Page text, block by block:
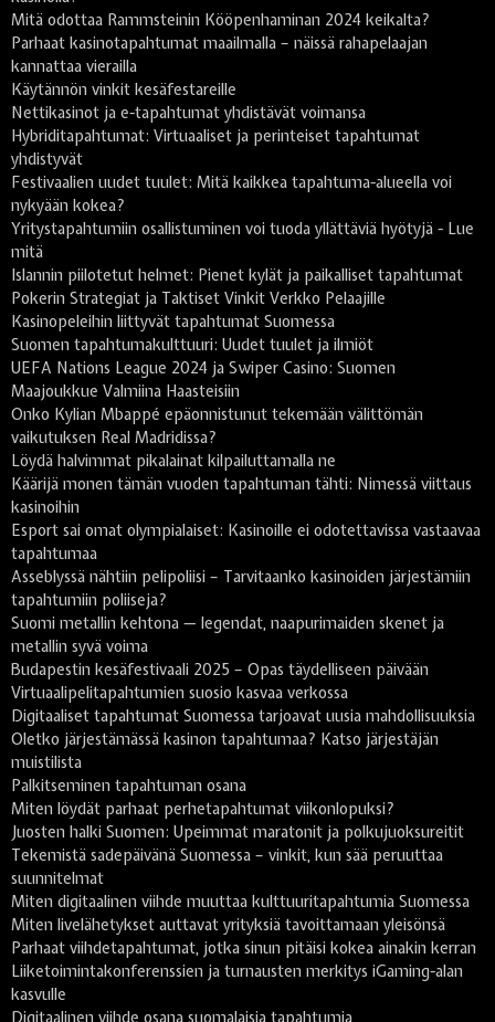
Mitä odottaa Rammsteinin Kööpenhaminan 2024 keikalta?
Parhaat kasinotapahtumat maailmalla – näissä rahapelaajan
kannattaa vierailla
Käytännön vinkit kesäfestareille
Nettikasinot ja e-tapahtumat yhdistävät voimansa
Hybriditapahtumat: Virtuaaliset ja perinteiset tapahtumat
yhdistyvät
Festivaalien uudet tuulet: Mitä kaikkea tapahtuma-alueella voi
nykyään kokea?
Yritystapahtumiin osallistuminen voi tuoda yllättäviä hyötyjä - Lue
mitä
Islannin piilotetut helmet: Pienet kylät ja paikalliset tapahtumat
Pokerin Strategiat ja Taktiset Vinkit Verkko Pelaajille
Kasinopeleihin liittyvät tapahtumat Suomessa
Suomen tapahtumakulttuuri: Uudet tuulet ja ilmiöt
UEFA Nations League 2024 ja Swiper Casino: Suomen
Maajoukkue Valmiina Haasteisiin
Onko Kylian Mbappé epäonnistunut tekemään välittömän
vaikutuksen Real Madridissa?
Löydä halvimmat pikalainat kilpailuttamalla ne
Käärijä monen tämän vuoden tapahtuman tähti: Nimessä viittaus
kasinoihin
Esport sai omat olympialaiset: Kasinoille ei odotettavissa vastaavaa
tapahtumaa
Asseblyssä nähtiin pelipoliisi – Tarvitaanko kasinoiden järjestämiin
tapahtumiin poliiseja?
Suomi metallin kehtona — legendat, naapurimaiden skenet ja
metallin syvä voima
Budapestin kesäfestivaali 2025 – Opas täydelliseen päivään
Virtuaalipelitapahtumien suosio kasvaa verkossa
Digitaaliset tapahtumat Suomessa tarjoavat uusia mahdollisuuksia
Oletko järjestämässä kasinon tapahtumaa? Katso järjestäjän
muistilista
Palkitseminen tapahtuman osana
Miten löydät parhaat perhetapahtumat viikonlopuksi?
Juosten halki Suomen: Upeimmat maratonit ja polkujuoksureitit
Tekemistä sadepäivänä Suomessa – vinkit, kun sää peruuttaa
suunnitelmat
Miten digitaalinen viihde muuttaa kulttuuritapahtumia Suomessa
Miten livelähetykset auttavat yrityksiä tavoittamaan yleisönsä
Parhaat viihdetapahtumat, jotka sinun pitäisi kokea ainakin kerran
Liiketoimintakonferenssien ja turnausten merkitys iGaming-alan
kasvulle
Digitaalinen viihde osana suomalaisia tapahtumia